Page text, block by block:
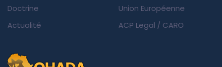
Doctrine
Actualité
Union Européenne
ACP Legal / CARO